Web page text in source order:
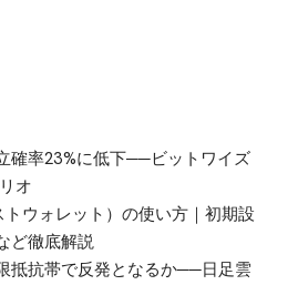
確率23%に低下──ビットワイズ
オ
ウォレット）の使い方｜初期設
ど徹底解説
抵抗帯で反発となるか──日足雲